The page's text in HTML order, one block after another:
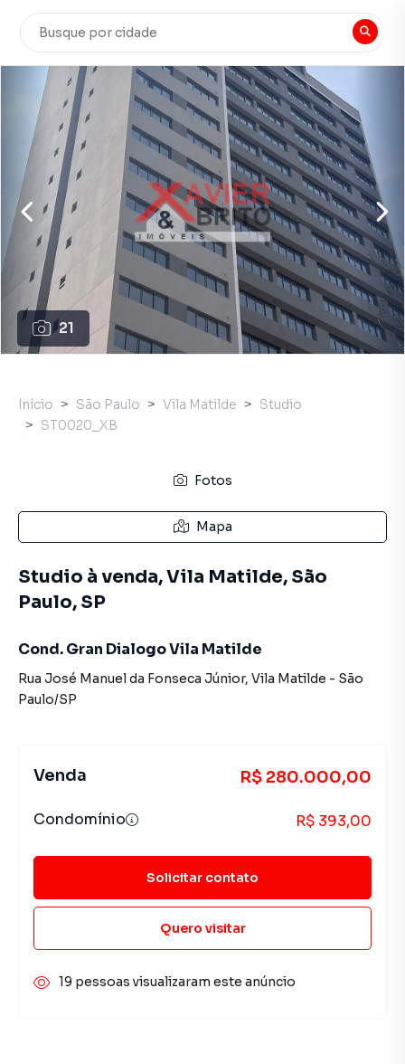
21
Início São Paulo Vila Matilde
Studio
ST0020_XB
Fotos
Mapa
Studio à venda, Vila Matilde, São
Paulo, SP
Cond. Gran Dialogo Vila Matilde
Rua José Manuel da Fonseca Júnior, Vila Matilde - São
Paulo/SP
Venda R$ 280.000,00
Condomínio R$ 393,00
Solicitar contato
Quero visitar
19 pessoas visualizaram este anúncio